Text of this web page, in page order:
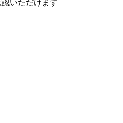
いただけます